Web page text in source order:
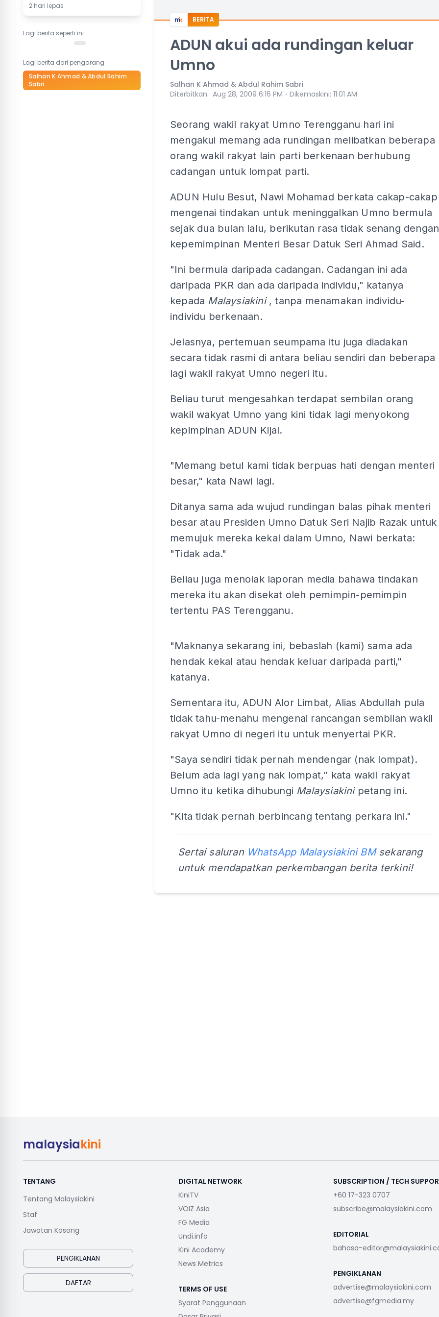
2 hari lepas
Lagi berita seperti ini
Lagi berita dari pengarang
Salhan K Ahmad & Abdul Rahim
Sabri
BERITA
ADUN akui ada rundingan keluar
Umno
Salhan K Ahmad & Abdul Rahim Sabri
Diterbitkan: Aug 28, 2009 6:16 PM ⋅ Dikemaskini: 11:01 AM
Seorang wakil rakyat Umno Terengganu hari ini
mengakui memang ada rundingan melibatkan beberapa
orang wakil rakyat lain parti berkenaan berhubung
cadangan untuk lompat parti.
ADUN Hulu Besut, Nawi Mohamad berkata cakap-cakap
mengenai tindakan untuk meninggalkan Umno bermula
sejak dua bulan lalu, berikutan rasa tidak senang dengan
kepemimpinan Menteri Besar Datuk Seri Ahmad Said.
"Ini bermula daripada cadangan. Cadangan ini ada
daripada PKR dan ada daripada individu," katanya
kepada Malaysiakini , tanpa menamakan individu-
individu berkenaan.
Jelasnya, pertemuan seumpama itu juga diadakan
secara tidak rasmi di antara beliau sendiri dan beberapa
lagi wakil rakyat Umno negeri itu.
Beliau turut mengesahkan terdapat sembilan orang
wakil wakyat Umno yang kini tidak lagi menyokong
kepimpinan ADUN Kijal.
"Memang betul kami tidak berpuas hati dengan menteri
besar," kata Nawi lagi.
Ditanya sama ada wujud rundingan balas pihak menteri
besar atau Presiden Umno Datuk Seri Najib Razak untuk
memujuk mereka kekal dalam Umno, Nawi berkata:
"Tidak ada."
Beliau juga menolak laporan media bahawa tindakan
mereka itu akan disekat oleh pemimpin-pemimpin
tertentu PAS Terengganu.
"Maknanya sekarang ini, bebaslah (kami) sama ada
hendak kekal atau hendak keluar daripada parti,"
katanya.
Sementara itu, ADUN Alor Limbat, Alias Abdullah pula
tidak tahu-menahu mengenai rancangan sembilan wakil
rakyat Umno di negeri itu untuk menyertai PKR.
"Saya sendiri tidak pernah mendengar (nak lompat).
Belum ada lagi yang nak lompat,” kata wakil rakyat
Umno itu ketika dihubungi Malaysiakini petang ini.
"Kita tidak pernah berbincang tentang perkara ini."
Sertai saluran WhatsApp Malaysiakini BMsekarang
untuk mendapatkan perkembangan berita terkini!
malaysiakini
TENTANG
Tentang Malaysiakini
Staf
Jawatan Kosong
PENGIKLANAN
DAFTAR
DIGITAL NETWORK
KiniTV
VOIZ Asia
FG Media
Undi.info
Kini Academy
News Metrics
TERMS OF USE
Syarat Penggunaan
SUBSCRIPTION / TECH
+60 17-323 0707
subscribe@malaysiakini.com
EDITORIAL
bahasa-
PENGIKLANAN
advertise@malaysiakini.com
advertise@fgmedia.my